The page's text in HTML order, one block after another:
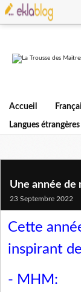
Accueil
Langues étrangères
Une année de
23 Septembre 2022
Cette
inspirant
- MHM: